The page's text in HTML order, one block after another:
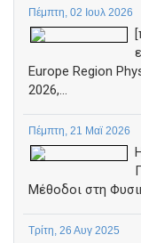
Πέμπτη, 02 Ιουλ 2026
Europe Region
2026,...
Πέμπτη, 21 Μαϊ 2026
Μέθοδοι στη
Τρίτη, 26 Αυγ 2025